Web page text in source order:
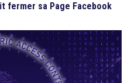
fermer sa Page Facebook